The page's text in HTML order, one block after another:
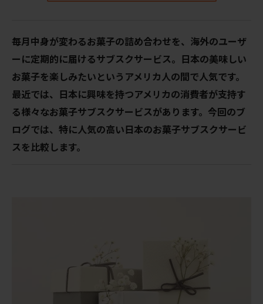
毎月中身が変わるお菓子の詰め合わせを、海外のユーザ
ーに定期的に届けるサブスクサービス。日本の美味しい
お菓子を楽しみたいというアメリカ人の間で人気です。
最近では、日本に興味を持つアメリカの消費者が支持す
る様々なお菓子サブスクサービスがあります。今回のブ
ログでは、特に人気の高い日本のお菓子サブスクサービ
スを比較します。